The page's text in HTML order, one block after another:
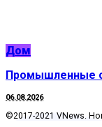
Дом
Промышленные
06.08.2026
©2017-2021 VNews.